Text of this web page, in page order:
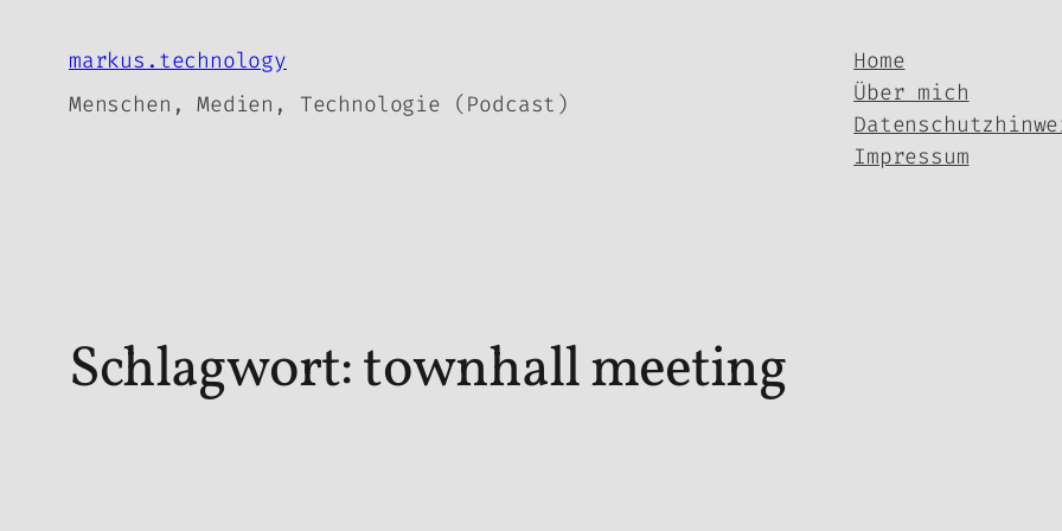
Inhaltmarkus.technology
Menschen, Medien, Technologie (Podcast)
Home
Über mich
Impressum
Schlagwort:townhall meeting